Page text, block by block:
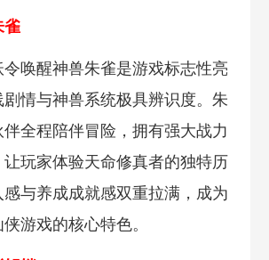
雀
唤醒神兽朱雀是游戏标志性亮
剧情与神兽系统极具辨识度。朱
全程陪伴冒险，拥有强大战力
玩家体验天命修真者的独特历
与养成成就感双重拉满，成为
游戏的核心特色。